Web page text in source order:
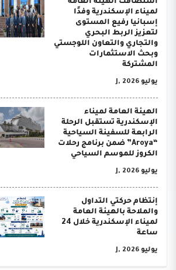
استضافت الهيئة العامة
لميناء الإسكندرية وفدًا
إسبانيا رفيع المستوى
لتعزيز الربط البحري
والتجاري والتعاون اللوجستي
وبحث الاستثمارات
المشتركة
يوليو J, 2026
الهيئة العامة لميناء
الإسكندرية تستقبل الرحلة
الرابعة للسفينة السياحية
“Aroya” ضمن برنامج رحلات
الكروز للموسم السياحي
يوليو J, 2026
إنتظام حركتي التداول
والملاحة بالهيئة العامة
لميناء الإسكندرية خلال 24
ساعة
يوليو J, 2026